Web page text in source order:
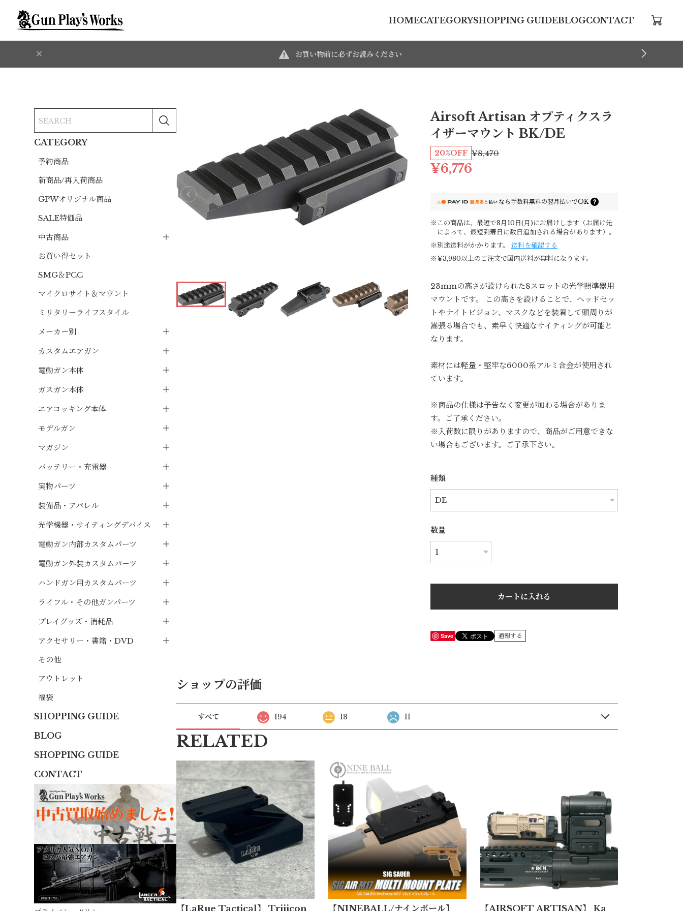
HOMECATEGORYSHOPPING GUIDEBLOGCONTACT
お買い物前に必ずお読みください
CATEGORY
予約商品
新商品/再入荷商品
GPWオリジナル商品
SALE特価品
中古商品
お買い得セット
SMG＆PCC
マイクロサイト＆マウント
ミリタリーライフスタイル
メーカー別
カスタムエアガン
電動ガン本体
ガスガン本体
エアコッキング本体
モデルガン
マガジン
バッテリー・充電器
実物パーツ
装備品・アパレル
光学機器・サイティングデバイス
電動ガン内部カスタムパーツ
電動ガン外装カスタムパーツ
ハンドガン用カスタムパーツ
ライフル・その他ガンパーツ
プレイグッズ・消耗品
アクセサリー・書籍・DVD
その他
アウトレット
福袋
SHOPPING GUIDE
BLOG
SHOPPING GUIDE
CONTACT
Airsoft Artisan オプティクスラ
イザーマウント BK/DE
¥8,470
20%OFF
¥6,776
なら手数料無料の翌月払いでOK
※この商品は、最短で8月10日(月)にお届けします（お届け先
によって、最短到着日に数日追加される場合があります）。
※別途送料がかかります。
送料を確認する
※¥3,980以上のご注文で国内送料が無料になります。
23mmの高さが設けられた8スロットの光学照準器用
マウントです。 この高さを設けることで、ヘッドセッ
トやナイトビジョン、マスクなどを装着して頭周りが
嵩張る場合でも、素早く快適なサイティングが可能と
なります。
素材には軽量・堅牢な6000系アルミ合金が使用され
ています。
※商品の仕様は予告なく変更が加わる場合がありま
す。ご了承ください。
※入荷数に限りがありますので、商品がご用意できな
い場合もございます。ご了承下さい。
種類
数量
カートに入れる
Save 通報する
ショップの評価
すべて 194 18 11
RELATED
【LaRue Tactical】 Trijicon 【NINEBALL/ナインボール】 【AIRSOFT ARTISAN】 Ka